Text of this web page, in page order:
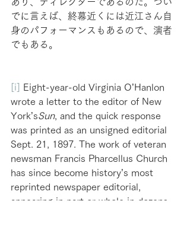
あり、ディレクターであるのだ。つい
でに言えば、終幕近くには近江さん自
身のパフォーマンスもあるので、演者
でもある。
[i]
Eight-year-old Virginia O’Hanlon
wrote a letter to the editor of New
York’sSun, and the quick response
was printed as an unsigned editorial
Sept. 21, 1897. The work of veteran
newsman Francis Pharcellus Church
has since become history’s most
reprinted newspaper editorial,
appearing in part or whole in dozens